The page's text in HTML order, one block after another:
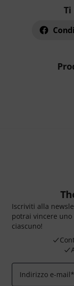
Ti
Iscriviti alla
potrai vincere
ciascuno!
Indirizzo e-mail*